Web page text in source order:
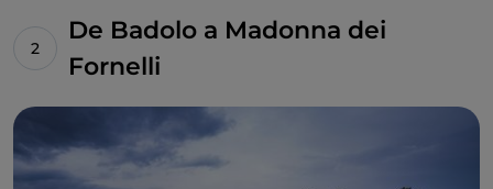
De Badolo a Madonna dei
Fornelli